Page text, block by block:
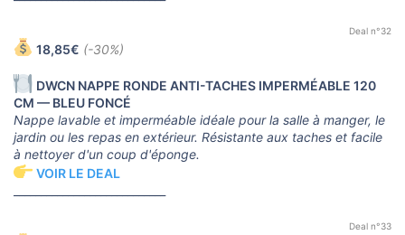
Deal n°32
18,85€ (-30%)
DWCN NAPPE RONDE ANTI-TACHES IMPERMÉABLE 120
CM — BLEU FONCÉ
Nappe lavable et imperméable idéale pour la salle à manger, le
jardin ou les repas en extérieur. Résistante aux taches et facile
à nettoyer d'un coup d'éponge.
VOIR LE DEAL
Deal n°33